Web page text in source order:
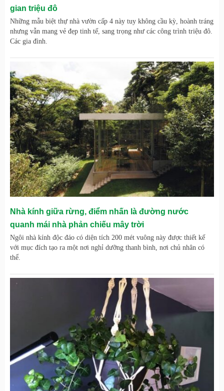
gian triệu đô
Những mẫu biệt thự nhà vườn cấp 4 này tuy không cầu kỳ, hoành tráng
nhưng vẫn mang vẻ đẹp tinh tế, sang trọng như các công trình triệu đô.
Các gia đình.
Nhà kính giữa rừng, điểm nhấn là đường nước
quanh mái nhà phản chiếu mây trời
Ngôi nhà kính độc đáo có diện tích 200 mét vuông này được thiết kế
với mục đích tạo ra một nơi nghỉ dưỡng thanh bình, nơi chủ nhân có
thể.